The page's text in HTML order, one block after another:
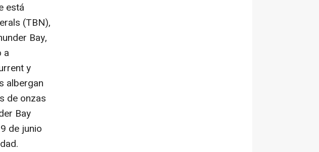
está
(TBN),
Bay,
a
y
albergan
de onzas
Bay
de junio